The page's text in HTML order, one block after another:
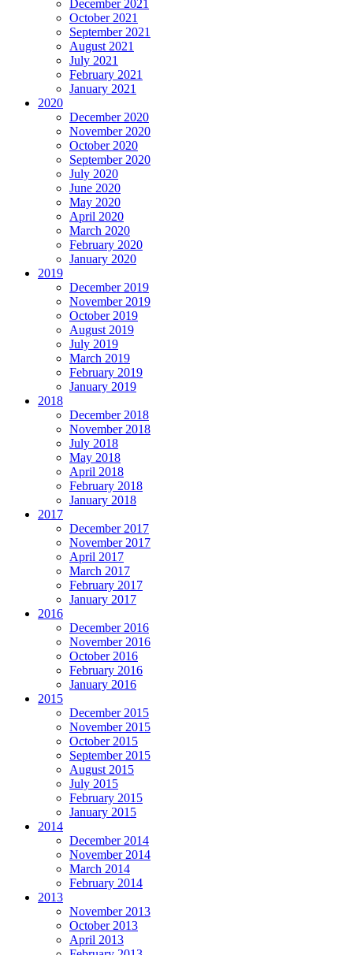
December 2021
October 2021
September 2021
August 2021
July 2021
February 2021
January 2021
2020
December 2020
November 2020
October 2020
September 2020
July 2020
June 2020
May 2020
April 2020
March 2020
February 2020
January 2020
2019
December 2019
November 2019
October 2019
August 2019
July 2019
March 2019
February 2019
January 2019
2018
December 2018
November 2018
July 2018
May 2018
April 2018
February 2018
January 2018
2017
December 2017
November 2017
April 2017
March 2017
February 2017
January 2017
2016
December 2016
November 2016
October 2016
February 2016
January 2016
2015
December 2015
November 2015
October 2015
September 2015
August 2015
July 2015
February 2015
January 2015
2014
December 2014
November 2014
March 2014
February 2014
2013
November 2013
October 2013
April 2013